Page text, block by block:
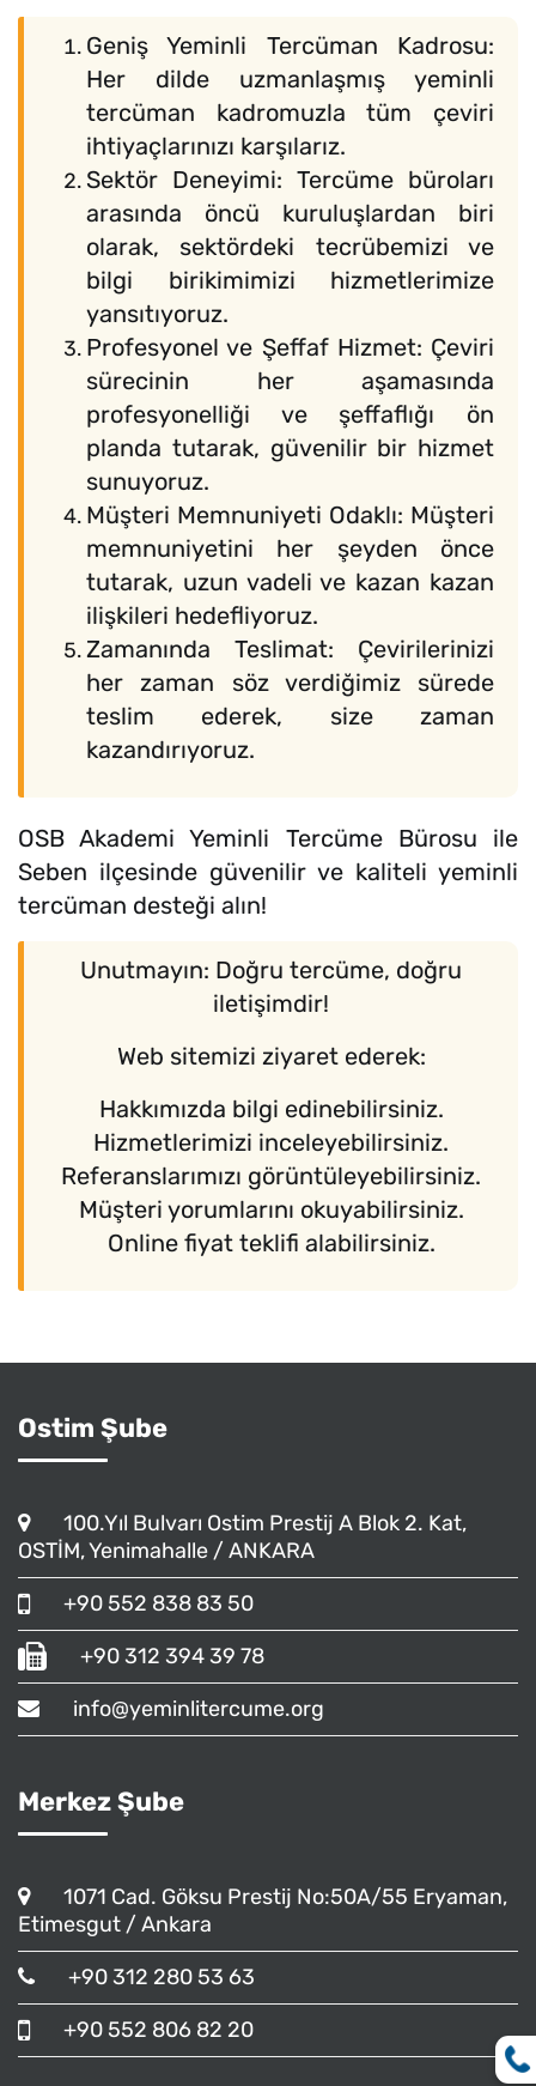
Geniş Yeminli Tercüman Kadrosu:
Her dilde uzmanlaşmış yeminli
tercüman kadromuzla tüm çeviri
ihtiyaçlarınızı karşılarız.
Sektör Deneyimi: Tercüme büroları
arasında öncü kuruluşlardan biri
olarak, sektördeki tecrübemizi ve
bilgi birikimimizi hizmetlerimize
yansıtıyoruz.
Profesyonel ve Şeffaf Hizmet: Çeviri
sürecinin her aşamasında
profesyonelliği ve şeffaflığı ön
planda tutarak, güvenilir bir hizmet
sunuyoruz.
Müşteri Memnuniyeti Odaklı: Müşteri
memnuniyetini her şeyden önce
tutarak, uzun vadeli ve kazan kazan
ilişkileri hedefliyoruz.
Zamanında Teslimat: Çevirilerinizi
her zaman söz verdiğimiz sürede
teslim ederek, size zaman
kazandırıyoruz.
OSB Akademi Yeminli Tercüme Bürosu ile
Seben ilçesinde güvenilir ve kaliteli yeminli
tercüman desteği alın!
Unutmayın: Doğru tercüme, doğru
iletişimdir!
Web sitemizi ziyaret ederek:
Hakkımızda bilgi edinebilirsiniz.
Hizmetlerimizi inceleyebilirsiniz.
Referanslarımızı görüntüleyebilirsiniz.
Müşteri yorumlarını okuyabilirsiniz.
Online fiyat teklifi alabilirsiniz.
Ostim Şube
100.Yıl Bulvarı Ostim Prestij A Blok 2. Kat,
OSTİM, Yenimahalle / ANKARA
+90 552 838 83 50
+90 312 394 39 78
info@yeminlitercume.org
Merkez Şube
1071 Cad. Göksu Prestij No:50A/55 Eryaman,
Etimesgut / Ankara
+90 312 280 53 63
+90 552 806 82 20